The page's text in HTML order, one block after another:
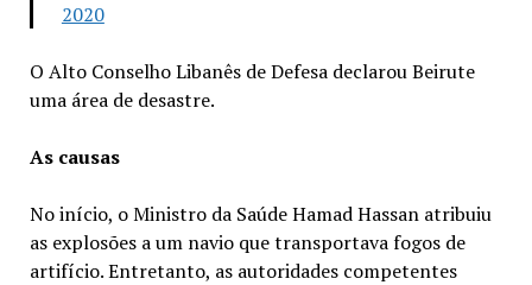
2020
O Alto Conselho Libanês de Defesa declarou Beirute
uma área de desastre.
As causas
No início, o Ministro da Saúde Hamad Hassan atribuiu
as explosões a um navio que transportava fogos de
artifício. Entretanto, as autoridades competentes